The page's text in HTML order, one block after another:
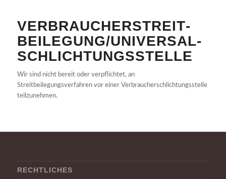
VERBRAUCHER­STREIT­
BEILEGUNG/UNIVERSAL­
SCHLICHTUNGS­STELLE
Wir sind nicht bereit oder verpflichtet, an
Streitbeilegungsverfahren vor einer Verbraucherschlichtungsstelle
teilzunehmen.
RECHTLICHES